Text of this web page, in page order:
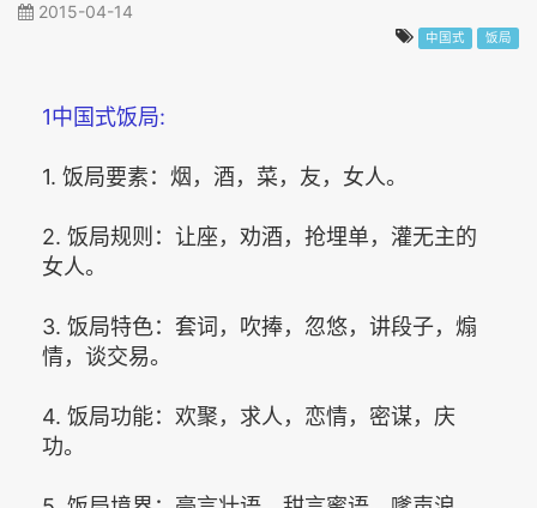
2015-04-14
中国式 饭局
1中国式饭局:
1. 饭局要素：烟，酒，菜，友，女人。
2. 饭局规则：让座，劝酒，抢埋单，灌无主的
女人。
3. 饭局特色：套词，吹捧，忽悠，讲段子，煽
情，谈交易。
4. 饭局功能：欢聚，求人，恋情，密谋，庆
功。